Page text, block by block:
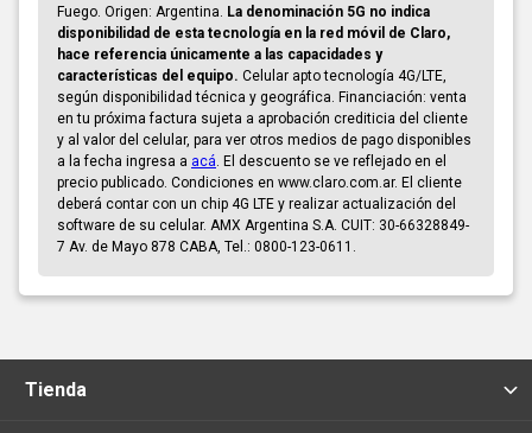
Fuego. Origen: Argentina. La denominación 5G no indica
disponibilidad de esta tecnología en la red móvil de Claro,
hace referencia únicamente a las capacidades y
características del equipo. Celular apto tecnología 4G/LTE,
según disponibilidad técnica y geográfica. Financiación: venta
en tu próxima factura sujeta a aprobación crediticia del cliente
y al valor del celular, para ver otros medios de pago disponibles
a la fecha ingresa a acá . El descuento se ve reflejado en el
precio publicado. Condiciones en www.claro.com.ar. El cliente
deberá contar con un chip 4G LTE y realizar actualización del
software de su celular. AMX Argentina S.A. CUIT: 30-66328849-
7 Av. de Mayo 878 CABA, Tel.: 0800-123-0611.
Tienda